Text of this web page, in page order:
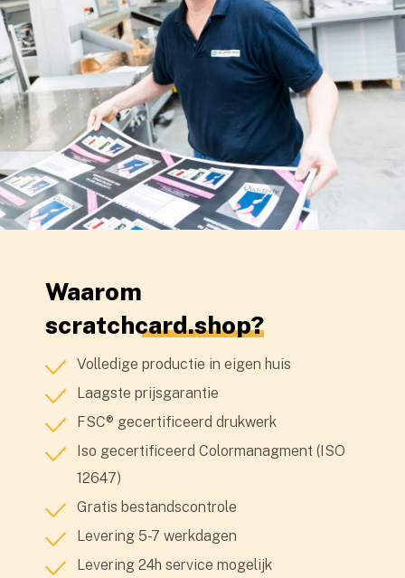
Waarom
scratchcard.shop?
Volledige productie in eigen huis
Laagste prijsgarantie
FSC® gecertificeerd drukwerk
Iso gecertificeerd Colormanagment (ISO
12647)
Gratis bestandscontrole
Levering 5-7 werkdagen
Levering 24h service mogelijk